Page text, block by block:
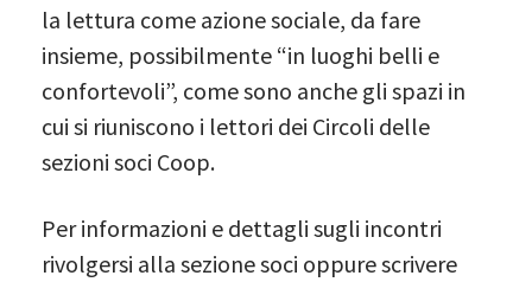
la lettura come azione sociale, da fare
insieme, possibilmente “in luoghi belli e
confortevoli”, come sono anche gli spazi in
cui si riuniscono i lettori dei Circoli delle
sezioni soci Coop.
Per informazioni e dettagli sugli incontri
rivolgersi alla sezione soci oppure scrivere